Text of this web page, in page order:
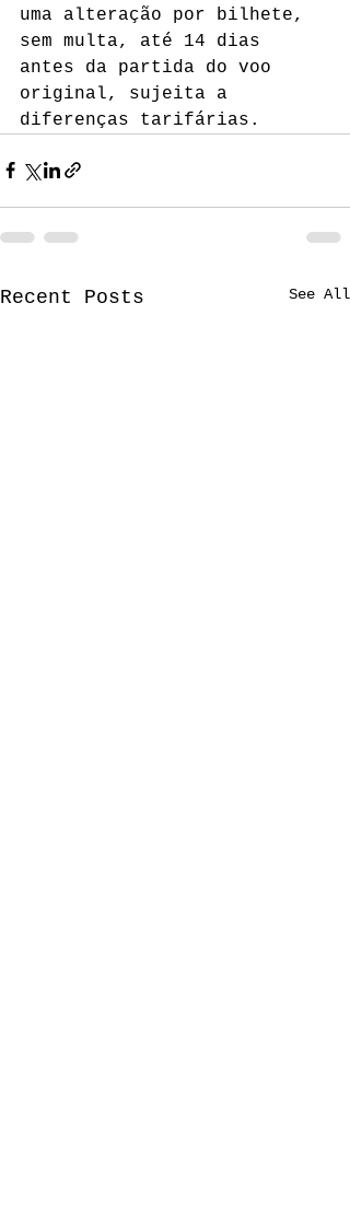
uma alteração por bilhete,
sem multa, até 14 dias
antes da partida do voo
original, sujeita a
diferenças tarifárias.
Recent Posts See All